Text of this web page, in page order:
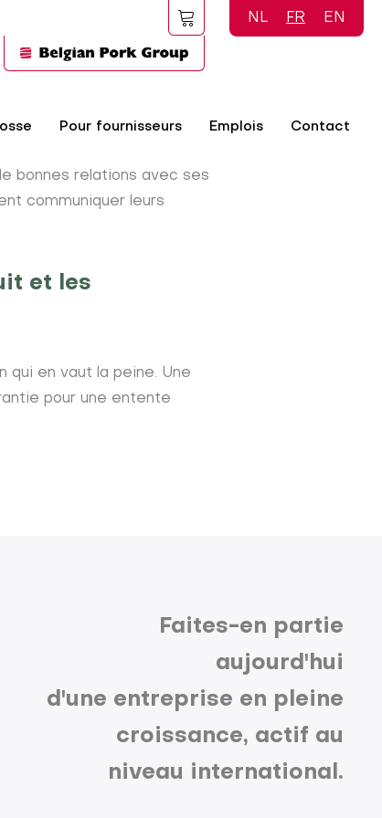
NL FR EN
Pour fournisseurs Emplois Contact
bonnes relations avec ses
communiquer leurs
et les
qui en vaut la peine. Une
pour une entente
Faites-en partie
aujourd'hui
d'une entreprise en pleine
croissance, actif au
niveau international.